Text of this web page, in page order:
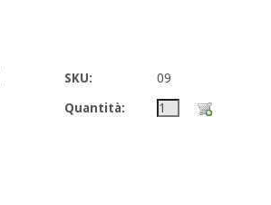
SKU: 09
Quantità: